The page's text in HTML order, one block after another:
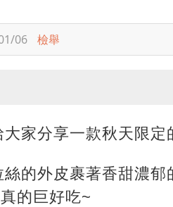
06 檢舉
大家分享一款秋天限
絲的外皮裹著香甜濃
的巨好吃~